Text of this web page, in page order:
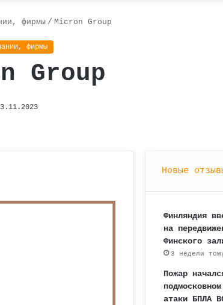
фирмы / Micron Group
фирмы
Group
почту
Новые
Финляндия
на
Финского
3 недели
Пожар
атаки БПЛА